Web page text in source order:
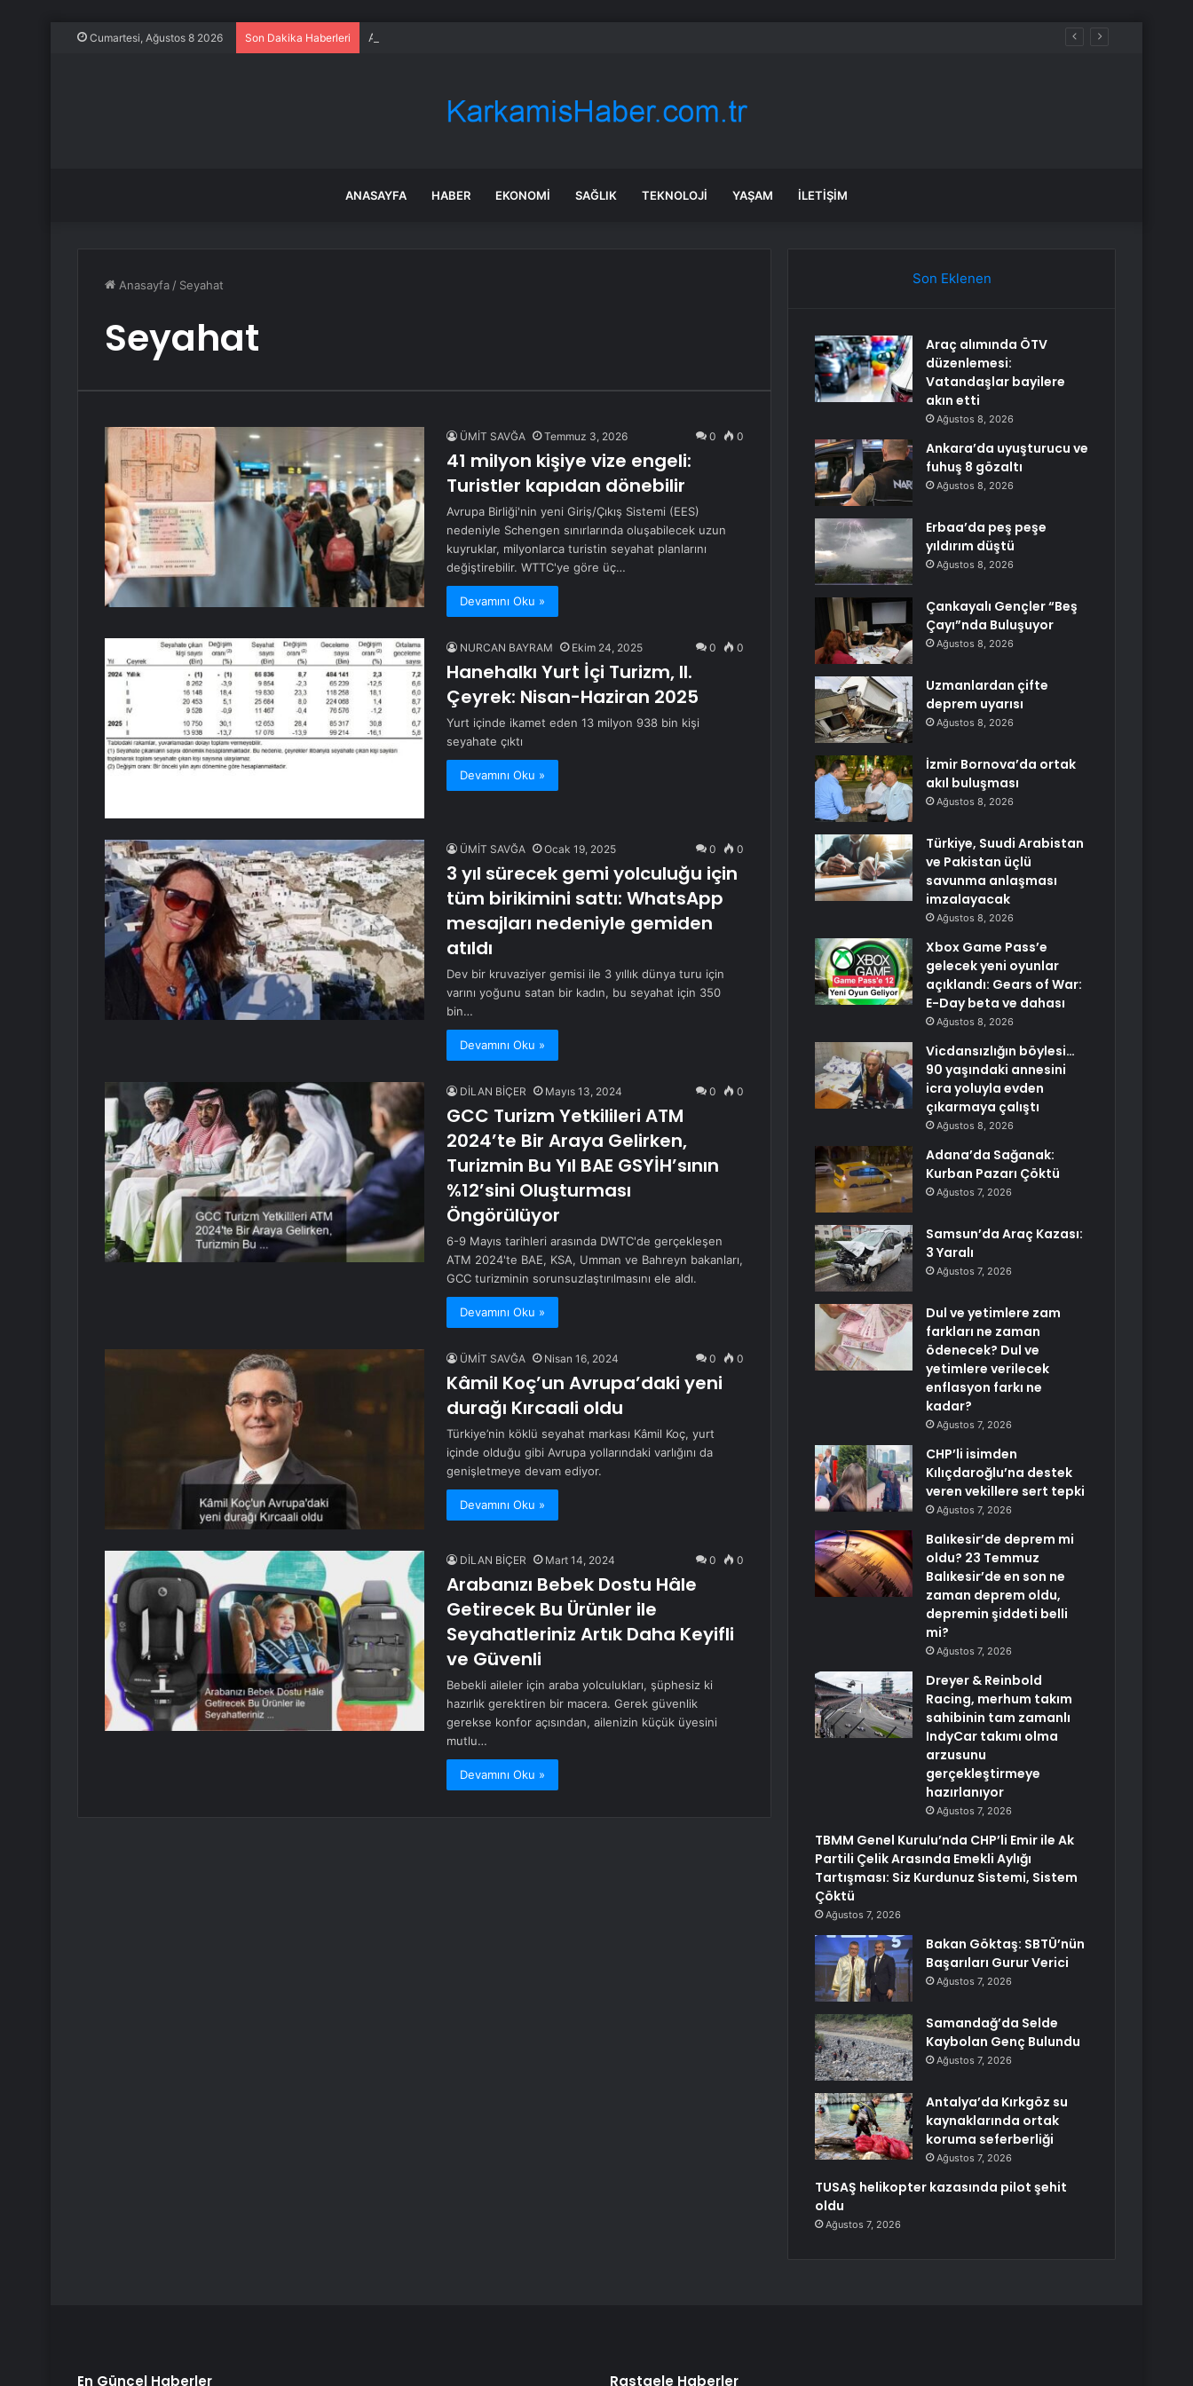
Cumartesi, Ağustos 8 2026 Son Dakika Haberleri Ankara’da uyuşturucu ve fuhuş 8 gözaltı
ANASAYFA HABER EKONOMI SAĞLIK TEKNOLOJI YAŞAM İLETIŞIM
Anasayfa / Seyahat
Seyahat
ÜMİT SAVĞA Temmuz 3, 2026 0 0
41 milyon kişiye vize engeli:
Turistler kapıdan dönebilir
Avrupa Birliği'nin yeni Giriş/Çıkış Sistemi (EES)
nedeniyle Schengen sınırlarında oluşabilecek uzun
kuyruklar, milyonlarca turistin seyahat planlarını
değiştirebilir. WTTC'ye göre üç…
Devamını Oku »
NURCAN BAYRAM Ekim 24, 2025 0 0
Hanehalkı Yurt İçi Turizm, II.
Çeyrek: Nisan-Haziran 2025
Yurt içinde ikamet eden 13 milyon 938 bin kişi
seyahate çıktı
Devamını Oku »
ÜMİT SAVĞA Ocak 19, 2025 0 0
3 yıl sürecek gemi yolculuğu için
tüm birikimini sattı: WhatsApp
mesajları nedeniyle gemiden
atıldı
Dev bir kruvaziyer gemisi ile 3 yıllık dünya turu için
varını yoğunu satan bir kadın, bu seyahat için 350
bin…
Devamını Oku »
DİLAN BİÇER Mayıs 13, 2024 0 0
GCC Turizm Yetkilileri ATM
2024’te Bir Araya Gelirken,
Turizmin Bu Yıl BAE GSYİH’sının
%12’sini Oluşturması
Öngörülüyor
6-9 Mayıs tarihleri arasında DWTC'de gerçekleşen
ATM 2024'te BAE, KSA, Umman ve Bahreyn bakanları,
GCC turizminin sorunsuzlaştırılmasını ele aldı.
Devamını Oku »
ÜMİT SAVĞA Nisan 16, 2024 0 0
Kâmil Koç’un Avrupa’daki yeni
durağı Kırcaali oldu
Türkiye’nin köklü seyahat markası Kâmil Koç, yurt
içinde olduğu gibi Avrupa yollarındaki varlığını da
genişletmeye devam ediyor.
Devamını Oku »
DİLAN BİÇER Mart 14, 2024 0 0
Arabanızı Bebek Dostu Hâle
Getirecek Bu Ürünler ile
Seyahatleriniz Artık Daha Keyifli
ve Güvenli
Bebekli aileler için araba yolculukları, şüphesiz ki
hazırlık gerektiren bir macera. Gerek güvenlik
gerekse konfor açısından, ailenizin küçük üyesini
mutlu…
Devamını Oku »
Son Eklenen
Araç alımında ÖTV
düzenlemesi:
Vatandaşlar bayilere
akın etti
Ağustos 8, 2026
Ankara’da uyuşturucu ve
fuhuş 8 gözaltı
Ağustos 8, 2026
Erbaa’da peş peşe
yıldırım düştü
Ağustos 8, 2026
Çankayalı Gençler “Beş
Çayı”nda Buluşuyor
Ağustos 8, 2026
Uzmanlardan çifte
deprem uyarısı
Ağustos 8, 2026
İzmir Bornova’da ortak
akıl buluşması
Ağustos 8, 2026
Türkiye, Suudi Arabistan
ve Pakistan üçlü
savunma anlaşması
imzalayacak
Ağustos 8, 2026
Xbox Game Pass’e
gelecek yeni oyunlar
açıklandı: Gears of War:
E-Day beta ve dahası
Ağustos 8, 2026
Vicdansızlığın böylesi…
90 yaşındaki annesini
icra yoluyla evden
çıkarmaya çalıştı
Ağustos 8, 2026
Adana’da Sağanak:
Kurban Pazarı Çöktü
Ağustos 7, 2026
Samsun’da Araç Kazası:
3 Yaralı
Ağustos 7, 2026
Dul ve yetimlere zam
farkları ne zaman
ödenecek? Dul ve
yetimlere verilecek
enflasyon farkı ne
kadar?
Ağustos 7, 2026
CHP’li isimden
Kılıçdaroğlu’na destek
veren vekillere sert tepki
Ağustos 7, 2026
Balıkesir’de deprem mi
oldu? 23 Temmuz
Balıkesir’de en son ne
zaman deprem oldu,
depremin şiddeti belli
mi?
Ağustos 7, 2026
Dreyer & Reinbold
Racing, merhum takım
sahibinin tam zamanlı
IndyCar takımı olma
arzusunu
gerçekleştirmeye
hazırlanıyor
Ağustos 7, 2026
TBMM Genel Kurulu’nda CHP’li Emir ile Ak
Partili Çelik Arasında Emekli Aylığı
Tartışması: Siz Kurdunuz Sistemi, Sistem
Çöktü
Ağustos 7, 2026
Bakan Göktaş: SBTÜ’nün
Başarıları Gurur Verici
Ağustos 7, 2026
Samandağ’da Selde
Kaybolan Genç Bulundu
Ağustos 7, 2026
Antalya’da Kırkgöz su
kaynaklarında ortak
koruma seferberliği
Ağustos 7, 2026
TUSAŞ helikopter kazasında pilot şehit
oldu
Ağustos 7, 2026
En Güncel Haberler Rastgele Haberler